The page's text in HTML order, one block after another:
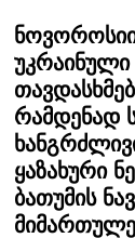
რამდენად
ყაზახური
ბათუმის